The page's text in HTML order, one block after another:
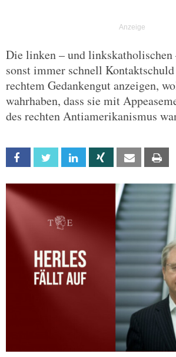
Die linken – und linkskatholischen
sonst immer schnell
rechtem Gedankengut anzeigen,
wahrhaben, dass sie mit
des rechten Antiamerikanismus
Facebook Twitter Linkedin Xing Email